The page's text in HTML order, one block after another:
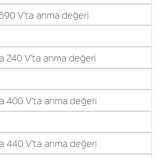
V'ta anma değeri
240 V'ta anma değeri
400 V'ta anma değeri
440 V'ta anma değeri